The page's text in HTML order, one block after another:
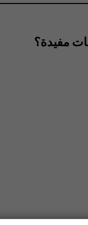
مفيدة؟